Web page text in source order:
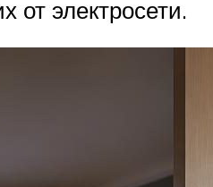
от электросети.